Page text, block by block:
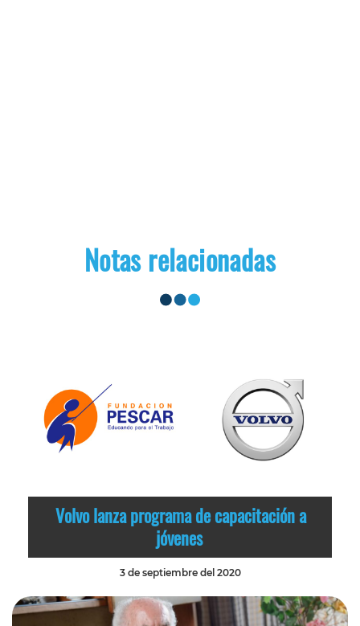
Notas relacionadas
Volvo lanza programa de capacitación a
jóvenes
3 de septiembre del 2020